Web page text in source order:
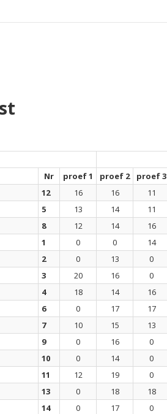
Nr proef 1 proef 2 proef 3
12 16 16 11
5 13 14 11
8 12 14 16
1 0 0 14
2 0 13 0
3 20 16 0
4 18 14 16
6 0 17 17
7 10 15 13
9 0 16 0
10 0 14 0
11 12 19 0
13 0 18 18
14 0 17 0